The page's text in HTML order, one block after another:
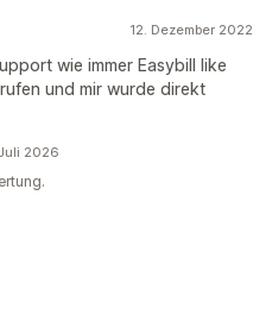
12. Dezember 2022
wie immer Easybill like
und mir wurde direkt
2026